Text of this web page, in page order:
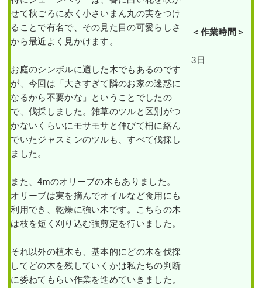
せて秋ごろに赤く小さいまん丸の実をつけ
ることで有名で、その見た目の可愛らしさ
から最近よく見かけます。
お庭のシンボルに適した木でもあるのです
が、今回は「大きすぎて隣のお家の迷惑に
なるから不要かな」ということでしたの
で、伐採しました。雑草のツルと区別がつ
かないくらいにモサモサと伸びて柵に絡ん
でいたジャスミンのツルも、すべて伐採し
ました。
また、4mのオリーブの木もありました。
オリーブは実を摘んでオイルなど食用にも
利用でき、乾燥に強い木です。こちらの木
は枝を短く刈り込む強剪定を行いました。
それ以外の植木も、基本的にどの木を伐採
してどの木を残していくかは私たちの判断
に委ねてもらい作業を進めていきました。
＜作業時間＞
3日